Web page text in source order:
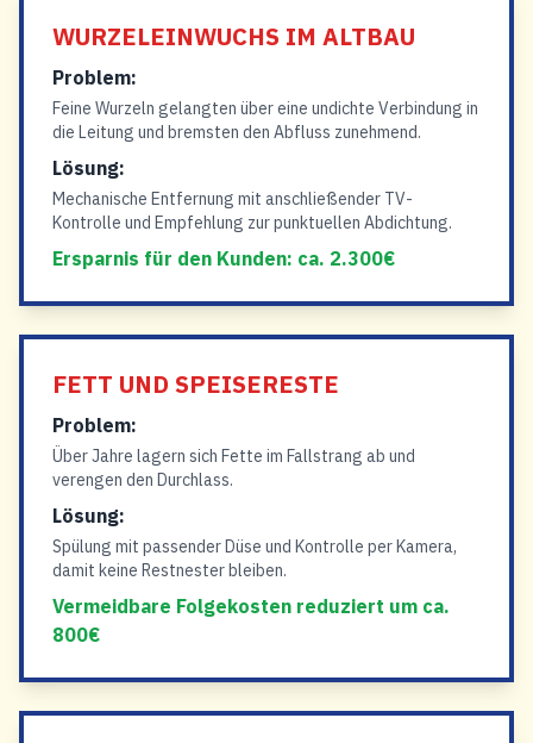
WURZELEINWUCHS IM ALTBAU
Problem:
Feine Wurzeln gelangten über eine undichte Verbindung in
die Leitung und bremsten den Abfluss zunehmend.
Lösung:
Mechanische Entfernung mit anschließender TV-
Kontrolle und Empfehlung zur punktuellen Abdichtung.
Ersparnis für den Kunden: ca. 2.300€
FETT UND SPEISERESTE
Problem:
Über Jahre lagern sich Fette im Fallstrang ab und
verengen den Durchlass.
Lösung:
Spülung mit passender Düse und Kontrolle per Kamera,
damit keine Restnester bleiben.
Vermeidbare Folgekosten reduziert um ca.
800€